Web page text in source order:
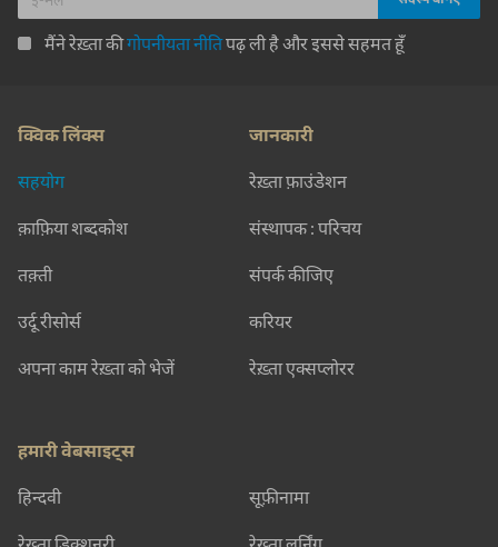
मैंने रेख़्ता कीगोपनीयता नीतिपढ़ ली है और इससे सहमत हूँ
क्विक लिंक्स
सहयोग
क़ाफ़िया शब्दकोश
तक़्ती
उर्दू रीसोर्स
अपना काम रेख़्ता को भेजें
जानकारी
रेख़्ता फ़ाउंडेशन
संस्थापक : परिचय
संपर्क कीजिए
करियर
रेख़्ता एक्सप्लोरर
हमारी वेबसाइट्स
हिन्दवी सूफ़ीनामा